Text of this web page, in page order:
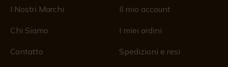
I Nostri Marchi
Chi Siamo
Contatto
Il mio account
I miei ordini
Spedizioni e resi